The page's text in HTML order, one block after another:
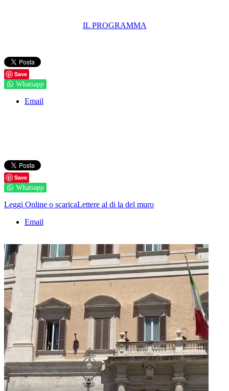
IL PROGRAMMA
Save
Whatsapp
Email
Save
Whatsapp
Leggi Online o scaricaLettere al di la del muro
Email